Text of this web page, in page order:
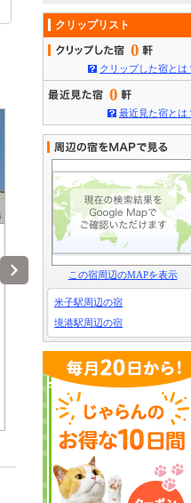
皆生温泉 皆生菊乃家
4.6
1泊 大人2名 合計(税込)
13,200円～
1名 6,600円～
ＪＲ米子駅よりタクシー
で約15分/米子ＩＣ下車、境
港方面へ５ｋｍ/米子空港よ
りタクシーで約20分
クリップリスト
0
クリップした宿とは
0
最近見た宿とは
この宿周辺のMAPを表示
米子駅周辺の宿
境港駅周辺の宿